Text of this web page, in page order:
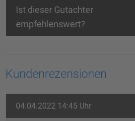
Ist dieser Gutachter
empfehlenswert?
Kundenrezensionen
04.04.2022 14:45 Uhr